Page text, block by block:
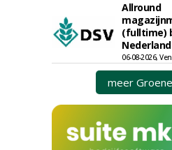
Allround
(fulltime)
Nederland
06-08-2026,
meer